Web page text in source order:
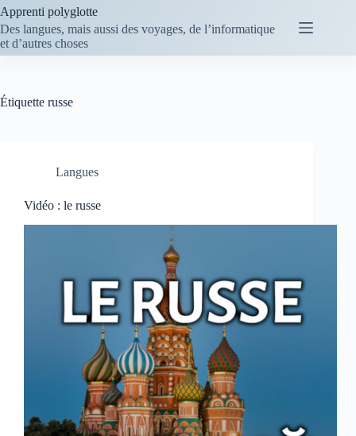
Passer
au
contenu
Apprenti polyglotte
Des langues, mais aussi des voyages, de l’informatique
et d’autres choses
Étiquette russe
Langues
Vidéo : le russe